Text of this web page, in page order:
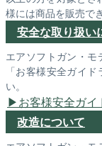
様には商品を販売で
安全な取り扱い
エアソフトガン・モ
「お客様安全ガイ
い。
お客様安全ガイ
改造について